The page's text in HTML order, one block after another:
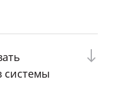
системы